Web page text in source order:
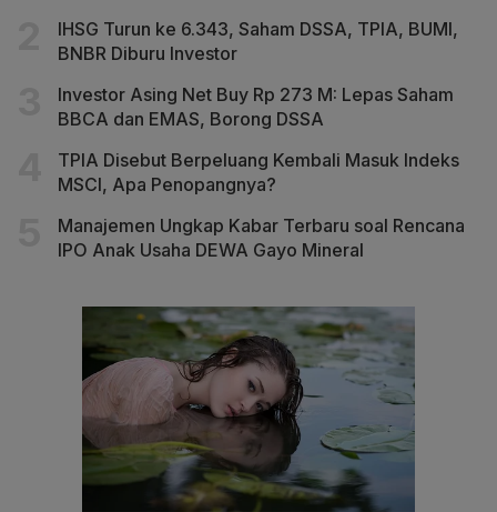
IHSG Turun ke 6.343, Saham DSSA, TPIA, BUMI,
BNBR Diburu Investor
Investor Asing Net Buy Rp 273 M: Lepas Saham
BBCA dan EMAS, Borong DSSA
TPIA Disebut Berpeluang Kembali Masuk Indeks
MSCI, Apa Penopangnya?
Manajemen Ungkap Kabar Terbaru soal Rencana
IPO Anak Usaha DEWA Gayo Mineral